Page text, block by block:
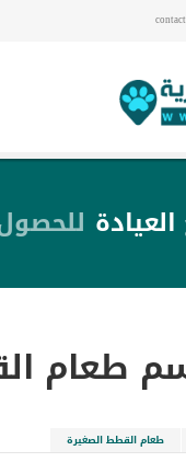
طعام
طعام القطط الصغيرة